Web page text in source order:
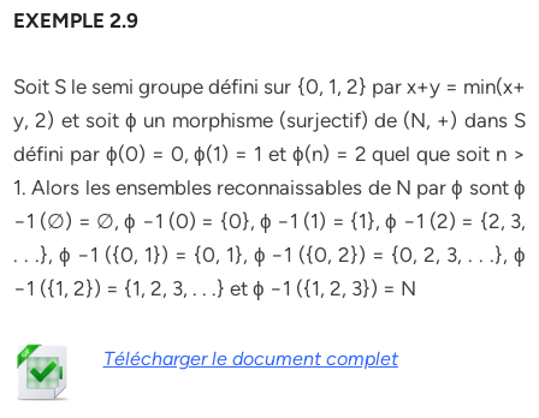
EXEMPLE 2.9
Soit S le semi groupe défini sur {0, 1, 2} par x+y = min(x+
y, 2) et soit ϕ un morphisme (surjectif) de (N, +) dans S
défini par ϕ(0) = 0, ϕ(1) = 1 et ϕ(n) = 2 quel que soit n >
1. Alors les ensembles reconnaissables de N par ϕ sont ϕ
−1 (∅) = ∅, ϕ −1 (0) = {0}, ϕ −1 (1) = {1}, ϕ −1 (2) = {2, 3,
. . .}, ϕ −1 ({0, 1}) = {0, 1}, ϕ −1 ({0, 2}) = {0, 2, 3, . . .}, ϕ
−1 ({1, 2}) = {1, 2, 3, . . .} et ϕ −1 ({1, 2, 3}) = N
Télécharger le document complet